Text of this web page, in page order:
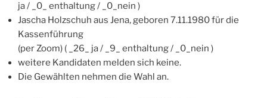
ja / _0_ enthaltung / _0_nein )
Jascha Holzschuh aus Jena, geboren 7.11.1980 für die
Kassenführung
(per Zoom) ( _26_ ja / _9_ enthaltung / _0_nein )
weitere Kandidaten melden sich keine.
Die Gewählten nehmen die Wahl an.